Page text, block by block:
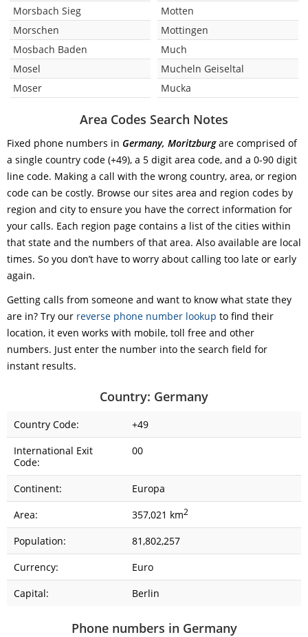
Morsbach Sieg
Morschen
Mosbach Baden
Mosel
Moser
Motten
Mottingen
Much
Mucheln Geiseltal
Mucka
Area Codes Search Notes
Fixed phone numbers in Germany, Moritzburgare comprised of
a single country code (+49), a 5 digit area code, and a 0-90 digit
line code. Making a call with the wrong country, area, or region
code can be costly. Browse our sites area and region codes by
region and city to ensure you have the correct information for
your calls. Each region page contains a list of the cities within
that state and the numbers of that area. Also available are local
times. So you don’t have to worry about calling too late or early
again.
Getting calls from someone and want to know what state they
are in? Try our reverse phone number lookup to find their
location, it even works with mobile, toll free and other
numbers. Just enter the number into the search field for
instant results.
Country: Germany
Country Code:
+49
International Exit
Code:
00
Continent:
Europa
Area:
357,021 km2
Population:
81,802,257
Currency:
Euro
Capital:
Berlin
Phone numbers in Germany